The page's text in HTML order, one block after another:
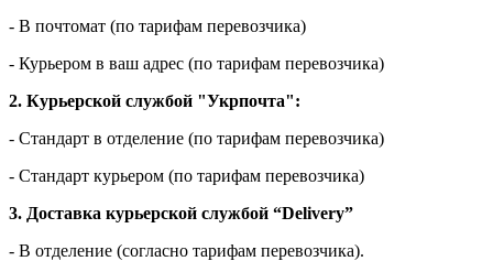
- В почтомат (по тарифам перевозчика)
- Курьером в ваш адрес (по тарифам перевозчика)
2. Курьерской службой "Укрпочта":
- Стандарт в отделение (по тарифам перевозчика)
- Стандарт курьером (по тарифам перевозчика)
3. Доставка курьерской службой “Delivery”
- В отделение (согласно тарифам перевозчика).